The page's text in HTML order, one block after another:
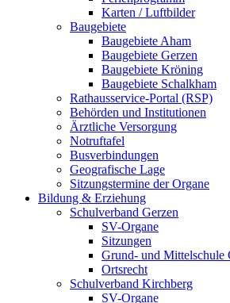
Karten / Luftbilder
Baugebiete
Baugebiete Aham
Baugebiete Gerzen
Baugebiete Kröning
Baugebiete Schalkham
Rathausservice-Portal (RSP)
Behörden und Institutionen
Ärztliche Versorgung
Notruftafel
Busverbindungen
Geografische Lage
Sitzungstermine der Organe
Bildung & Erziehung
Schulverband Gerzen
SV-Organe
Sitzungen
Grund- und Mittelschule
Ortsrecht
Schulverband Kirchberg
SV-Organe